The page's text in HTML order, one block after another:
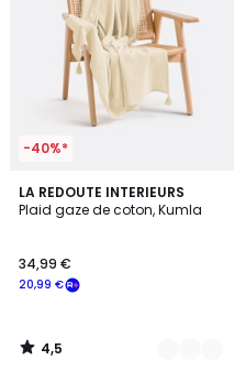
-40%*
LA REDOUTE INTERIEURS
Plaid gaze de coton, Kumla
€
souscrivez
notre
programme
20,99 €
34,99 €
4,5
/ 5
4
Couleurs
4,5
/